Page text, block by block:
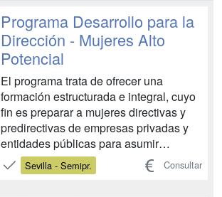
Programa Desarrollo para la
Dirección - Mujeres Alto
Potencial
El programa trata de ofrecer una
formación estructurada e integral, cuyo
fin es preparar a mujeres directivas y
predirectivas de empresas privadas y
entidades públicas para asumir
responsabilidades gerenciales, de
cualquier tipo y dimensión, con una
Sevilla - Semipr. Consultar